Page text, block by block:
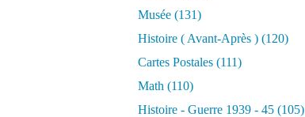
Musée (131)
Histoire ( Avant-Après ) (120)
Cartes Postales (111)
Math (110)
Histoire - Guerre 1939 - 45 (105)